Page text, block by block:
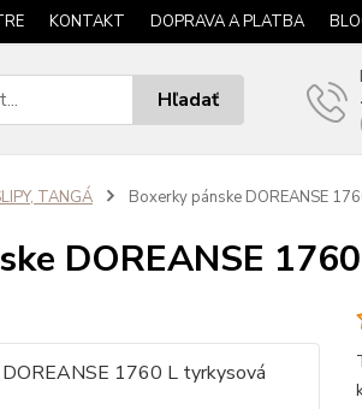
KONTAKT DOPRAVA A PLATBA
Hľadať
TANGÁ Boxerky pánske DOREANSE
DOREANSE